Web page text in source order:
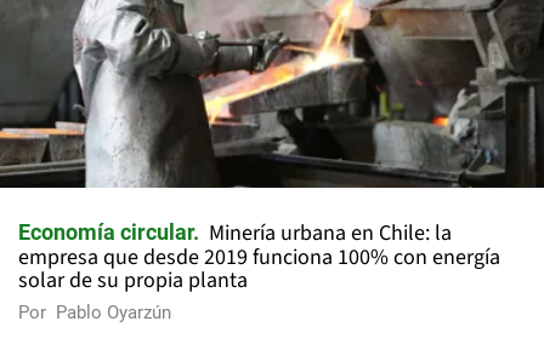
Economía circular
Minería urbana en Chile: la
empresa que desde 2019 funciona 100% con energía
solar de su propia planta
Por Pablo Oyarzún